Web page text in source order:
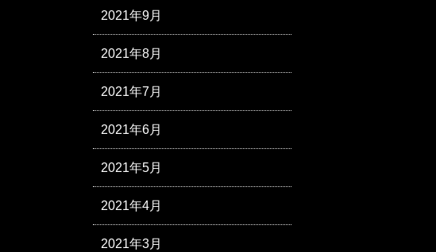
2021年9月
2021年8月
2021年7月
2021年6月
2021年5月
2021年4月
2021年3月